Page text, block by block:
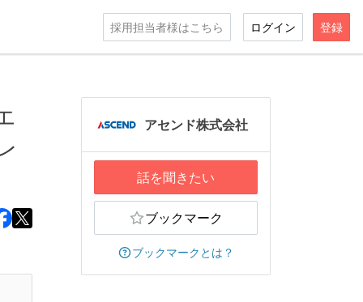
採用担当者様はこちら ログイン 登録
アセンド株式会社
話を聞きたい
ブックマーク
ブックマークとは？